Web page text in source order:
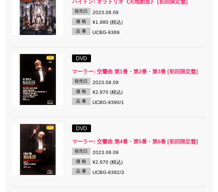
ハイドン: オラトリオ《天地創造》 [初回限定盤]
発売日 2023.08.09
価 格 ¥1,980 (税込)
品 番 UCBG-9389
DVD
マーラー: 交響曲 第1番・第2番・第3番 [初回限定盤]
発売日 2023.08.09
価 格 ¥2,970 (税込)
品 番 UCBG-9390/1
DVD
マーラー: 交響曲 第4番・第5番・第6番 [初回限定盤]
発売日 2023.08.09
価 格 ¥2,970 (税込)
品 番 UCBG-9392/3